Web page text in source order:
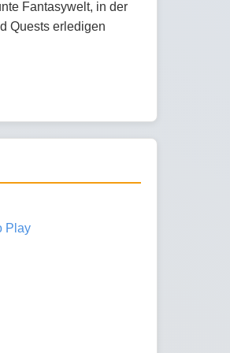
Fantasywelt, in der
Quests erledigen
Play